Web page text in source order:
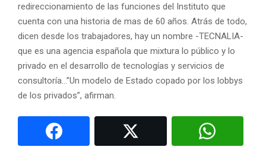
redireccionamiento de las funciones del Instituto que
cuenta con una historia de mas de 60 años. Atrás de todo,
dicen desde los trabajadores, hay un nombre -TECNALIA-
que es una agencia española que mixtura lo público y lo
privado en el desarrollo de tecnologías y servicios de
consultoría…”Un modelo de Estado copado por los lobbys
de los privados”, afirman.